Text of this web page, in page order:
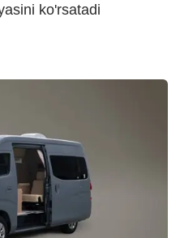
ko'rsatadi